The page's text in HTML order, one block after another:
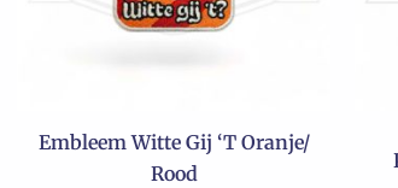
Embleem Witte Gij ‘T Oranje/
Rood